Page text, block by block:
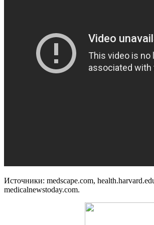
Источники: medscape.com,
medicalnewstoday.com.